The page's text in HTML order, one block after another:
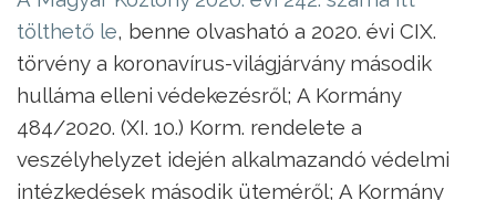
tölthető le, benne olvasható a 2020. évi CIX.
törvény a koronavírus-világjárvány második
hulláma elleni védekezésről; A Kormány
484/2020. (XI. 10.) Korm. rendelete a
veszélyhelyzet idején alkalmazandó védelmi
intézkedések második üteméről; A Kormány